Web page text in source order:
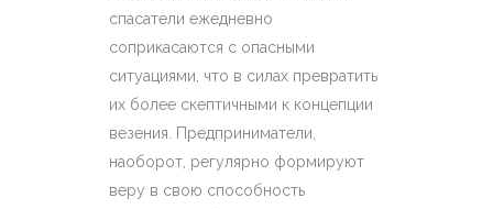
спасатели ежедневно
соприкасаются с опасными
ситуациями, что в силах превратить
их более скептичными к концепции
везения. Предприниматели,
наоборот, регулярно формируют
веру в свою способность